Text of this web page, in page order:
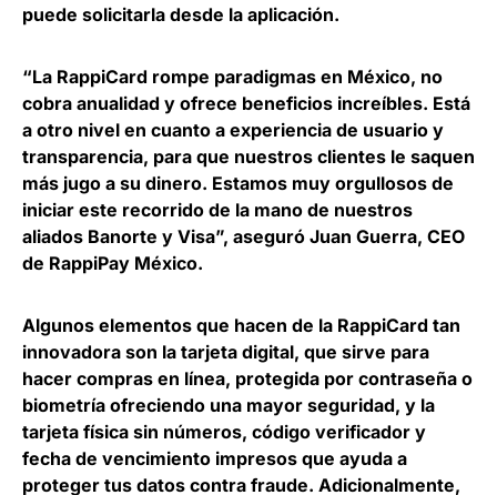
puede solicitarla desde la aplicación.
“La RappiCard rompe paradigmas en México, no
cobra anualidad y ofrece beneficios increíbles. Está
a otro nivel en cuanto a experiencia de usuario y
transparencia, para que nuestros clientes le saquen
más jugo a su dinero. Estamos muy orgullosos de
iniciar este recorrido de la mano de nuestros
aliados Banorte y Visa”, aseguró Juan Guerra, CEO
de RappiPay México.
Algunos elementos que hacen de la RappiCard tan
innovadora son la tarjeta digital, que sirve para
hacer compras en línea, protegida por contraseña o
biometría ofreciendo una mayor seguridad, y la
tarjeta física sin números, código verificador y
fecha de vencimiento impresos que ayuda a
proteger tus datos contra fraude. Adicionalmente,